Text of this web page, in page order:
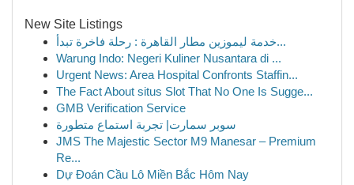
New Site Listings
خدمة ليموزين مطار القاهرة : رحلة فاخرة تبدأ...
Warung Indo: Negeri Kuliner Nusantara di ...
Urgent News: Area Hospital Confronts Staffin...
The Fact About situs Slot That No One Is Sugge...
GMB Verification Service
سوبر سمارت| تجربة استماع متطورة
JMS The Majestic Sector M9 Manesar – Premium
Re...
Dự Đoán Cầu Lô Miền Bắc Hôm Nay